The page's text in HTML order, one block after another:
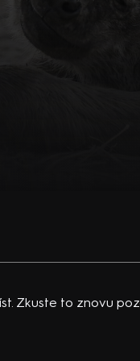
Zkuste to znovu